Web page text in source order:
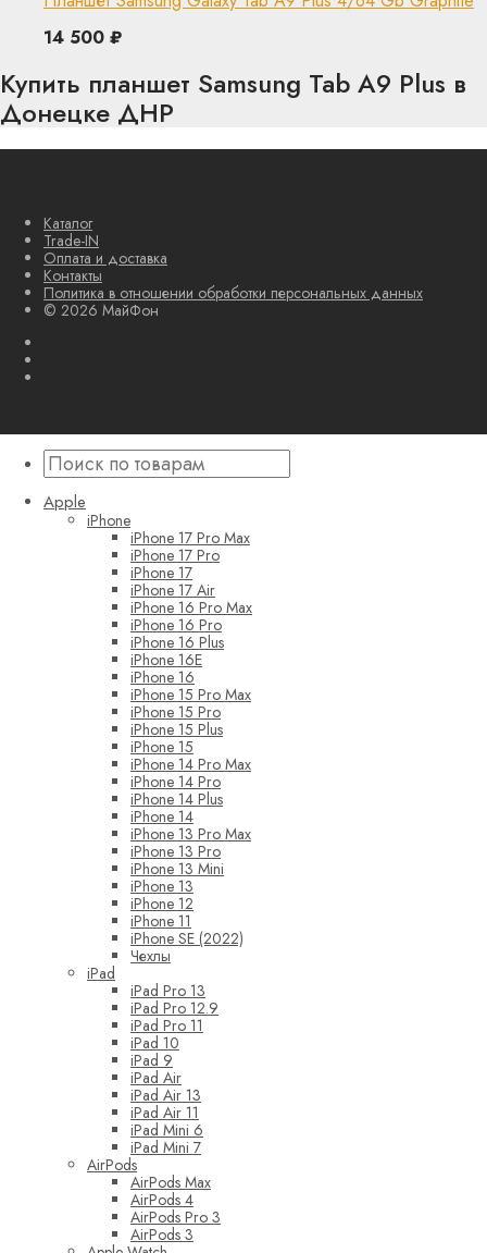
14 500 ₽
Купить планшет Samsung Tab A9 Plus в
Донецке ДНР
Каталог
Trade-IN
Оплата и доставка
Контакты
Политика в отношении обработки персональных данных
© 2026 МайФон
Apple
iPhone
iPhone 17 Pro Max
iPhone 17 Pro
iPhone 17
iPhone 17 Air
iPhone 16 Pro Max
iPhone 16 Pro
iPhone 16 Plus
iPhone 16E
iPhone 16
iPhone 15 Pro Max
iPhone 15 Pro
iPhone 15 Plus
iPhone 15
iPhone 14 Pro Max
iPhone 14 Pro
iPhone 14 Plus
iPhone 14
iPhone 13 Pro Max
iPhone 13 Pro
iPhone 13 Mini
iPhone 13
iPhone 12
iPhone 11
iPhone SE (2022)
Чехлы
iPad
iPad Pro 13
iPad Pro 12.9
iPad Pro 11
iPad 10
iPad 9
iPad Air
iPad Air 13
iPad Air 11
iPad Mini 6
iPad Mini 7
AirPods
AirPods Max
AirPods 4
AirPods Pro 3
AirPods 3